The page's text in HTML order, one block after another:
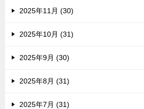
2025年11月 (30)
2025年10月 (31)
2025年9月 (30)
2025年8月 (31)
2025年7月 (31)